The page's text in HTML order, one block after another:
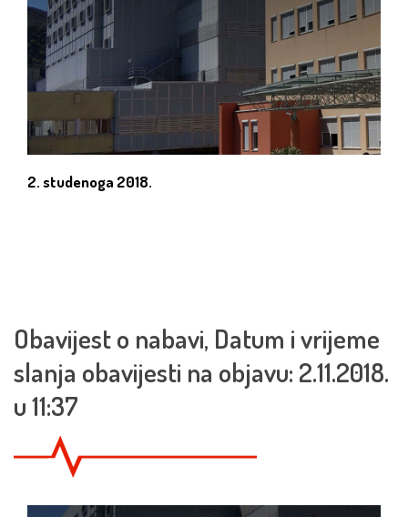
2. studenoga 2018.
Obavijest o nabavi, Datum i vrijeme
slanja obavijesti na objavu: 2.11.2018.
u 11:37